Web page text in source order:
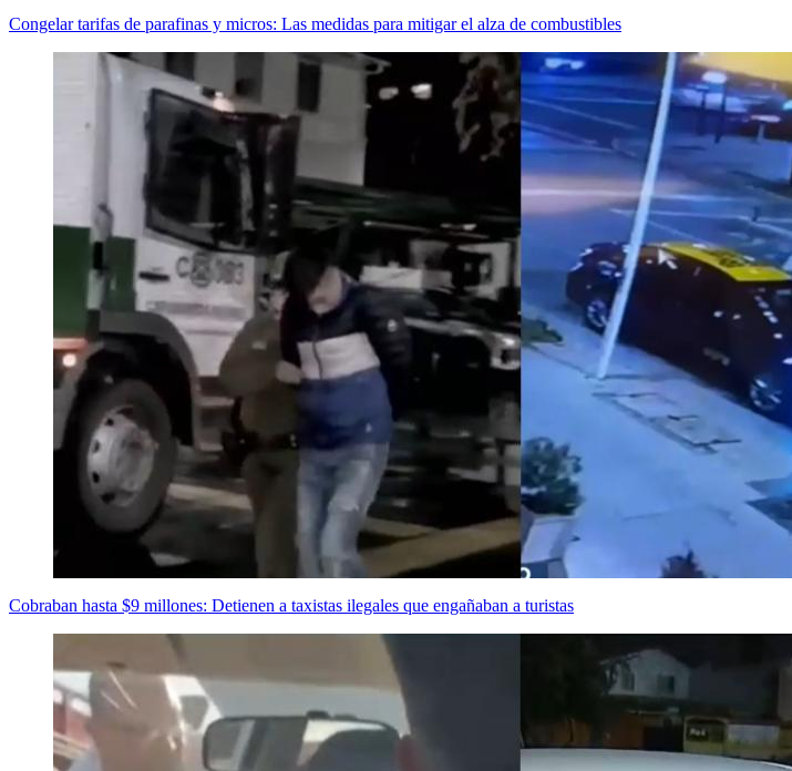
Congelar tarifas de parafinas y micros: Las medidas para mitigar el alza de combustibles
Cobraban hasta $9 millones: Detienen a taxistas ilegales que engañaban a turistas